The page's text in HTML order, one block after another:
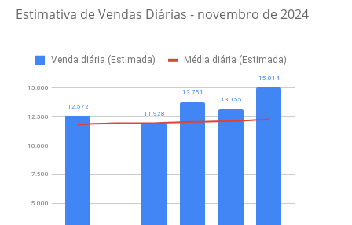
Estimativa de Vendas Diárias - novembro de 2024